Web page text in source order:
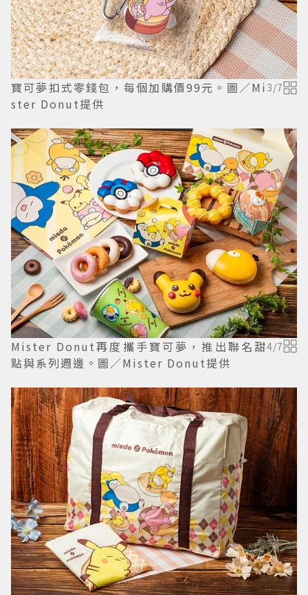
寶可夢扣式零錢包，每個加購價99元。圖／Mi
ster Donut提供
3/7
Mister Donut再度攜手寶可夢，推出聯名甜
點與系列週邊。圖／Mister Donut提供
4/7